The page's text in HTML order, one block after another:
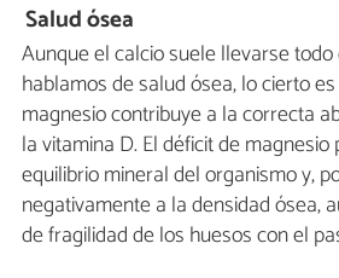
Salud ósea
Aunque el calcio suele llevarse
hablamos de salud ósea, lo cierto
magnesio contribuye a la correcta
la vitamina D. El déficit de
equilibrio mineral del organismo y,
negativamente a la densidad ósea,
de fragilidad de los huesos con el